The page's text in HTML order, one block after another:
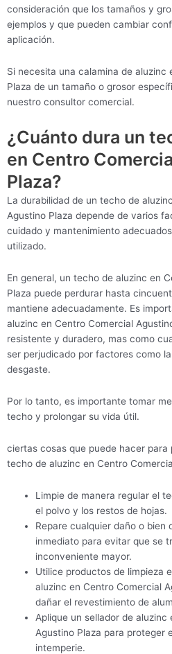
consideración que los tamaños y
ejemplos y que pueden cambiar
aplicación.
Si necesita una calamina de aluzinc
Plaza de un tamaño o grosor
nuestro consultor comercial.
¿Cuánto dura un
en Centro
Plaza?
La durabilidad de un techo de
Agustino Plaza depende de varios
cuidado y mantenimiento
utilizado.
En general, un techo de aluzinc en
Plaza puede perdurar hasta
mantiene adecuadamente. Es
aluzinc en Centro Comercial
resistente y duradero, mas como
ser perjudicado por factores como
desgaste.
Por lo tanto, es importante tomar
techo y prolongar su vida útil.
ciertas cosas que puede hacer para
techo de aluzinc en Centro
Limpie de manera regular el
el polvo y los restos de hojas.
Repare cualquier daño o
inmediato para evitar que se
inconveniente mayor.
Utilice productos de limpieza
aluzinc en Centro Comercial
dañar el revestimiento de
Aplique un sellador de
Agustino Plaza para proteger
intemperie.